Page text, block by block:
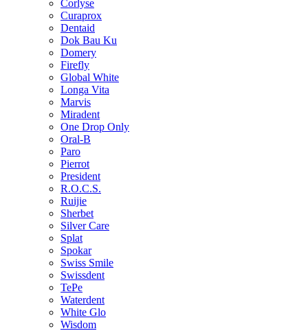
Corlyse
Curaprox
Dentaid
Dok Bau Ku
Domery
Firefly
Global White
Longa Vita
Marvis
Miradent
One Drop Only
Oral-B
Paro
Pierrot
President
R.O.C.S.
Ruijie
Sherbet
Silver Care
Splat
Spokar
Swiss Smile
Swissdent
TePe
Waterdent
White Glo
Wisdom